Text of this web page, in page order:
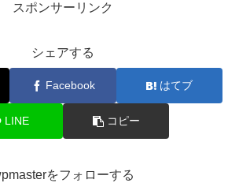
スポンサーリンク
シェアする
Facebook はてブ
LINE コピー
をフォローする